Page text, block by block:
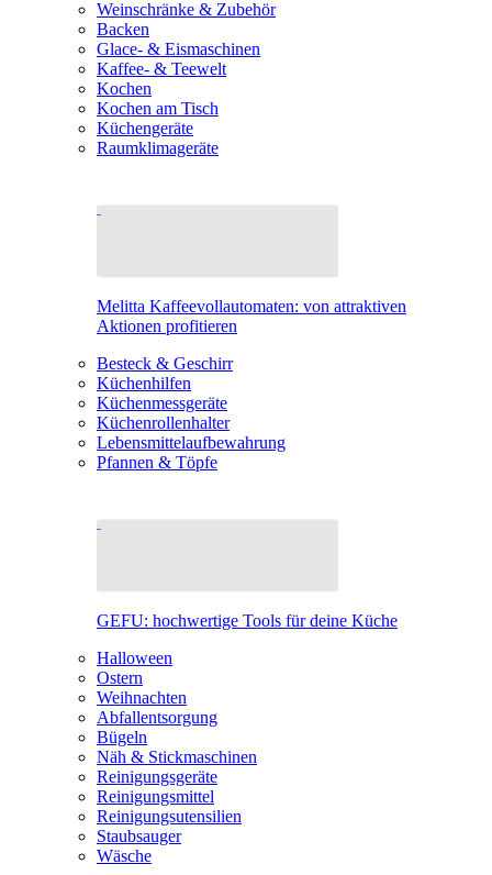
Weinschränke & Zubehör
Backen
Glace- & Eismaschinen
Kaffee- & Teewelt
Kochen
Kochen am Tisch
Küchengeräte
Raumklimageräte
Melitta Kaffeevollautomaten: von attraktiven
Aktionen profitieren
Besteck & Geschirr
Küchenhilfen
Küchenmessgeräte
Küchenrollenhalter
Lebensmittelaufbewahrung
Pfannen & Töpfe
GEFU: hochwertige Tools für deine Küche
Halloween
Ostern
Weihnachten
Abfallentsorgung
Bügeln
Näh & Stickmaschinen
Reinigungsgeräte
Reinigungsmittel
Reinigungsutensilien
Staubsauger
Wäsche